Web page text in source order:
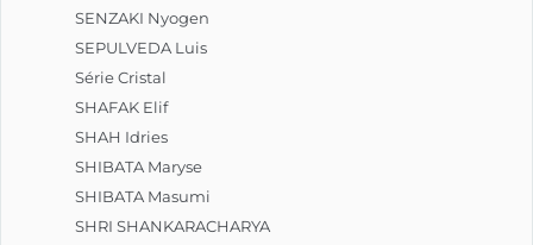
SENZAKI Nyogen
SEPULVEDA Luis
Série Cristal
SHAFAK Elif
SHAH Idries
SHIBATA Maryse
SHIBATA Masumi
SHRI SHANKARACHARYA